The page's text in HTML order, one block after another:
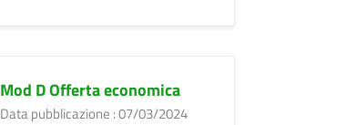
Mod D Offerta economica
Data pubblicazione : 07/03/2024